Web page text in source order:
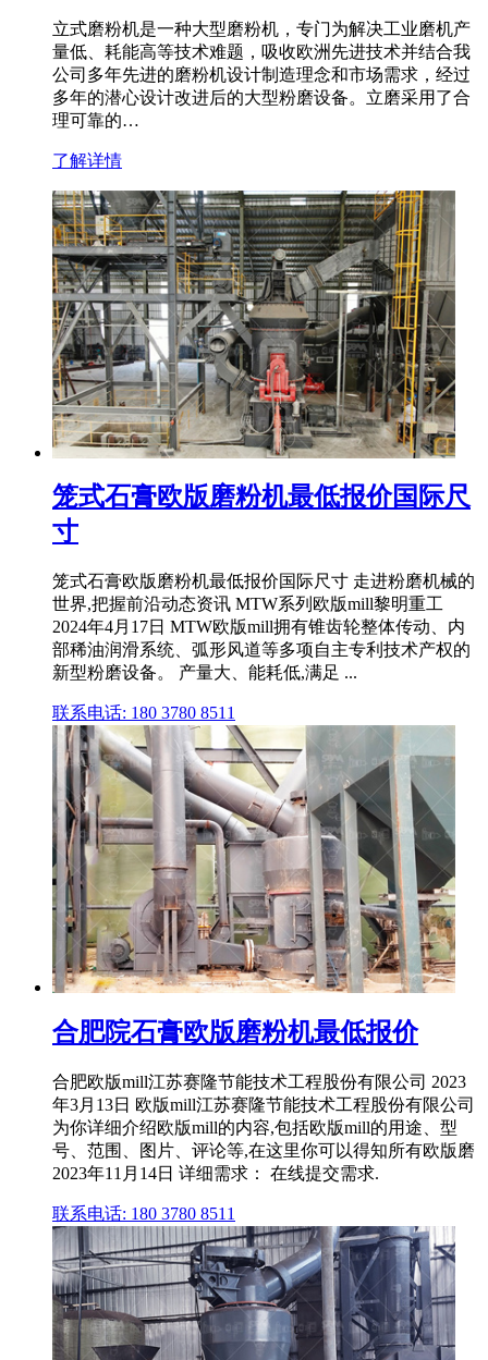
立式磨粉机是一种大型磨粉机，专门为解决工业磨机产
量低、耗能高等技术难题，吸收欧洲先进技术并结合我
公司多年先进的磨粉机设计制造理念和市场需求，经过
多年的潜心设计改进后的大型粉磨设备。立磨采用了合
理可靠的…
了解详情
笼式石膏欧版磨粉机最低报价国际尺
寸
笼式石膏欧版磨粉机最低报价国际尺寸 走进粉磨机械的
世界,把握前沿动态资讯 MTW系列欧版mill黎明重工
2024年4月17日 MTW欧版mill拥有锥齿轮整体传动、内
部稀油润滑系统、弧形风道等多项自主专利技术产权的
新型粉磨设备。 产量大、能耗低,满足 ...
联系电话: 180 3780 8511
合肥院石膏欧版磨粉机最低报价
合肥欧版mill江苏赛隆节能技术工程股份有限公司 2023
年3月13日 欧版mill江苏赛隆节能技术工程股份有限公司
为你详细介绍欧版mill的内容,包括欧版mill的用途、型
号、范围、图片、评论等,在这里你可以得知所有欧版磨
2023年11月14日 详细需求： 在线提交需求.
联系电话: 180 3780 8511